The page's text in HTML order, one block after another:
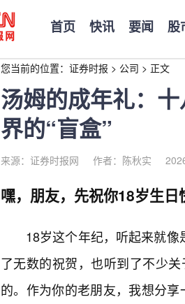
首页 快讯 要闻 股
您当前的位置： 证券时报 > 公司 > 正文
汤姆的成年礼：
界的“盲盒”
来源：证券时报网 作者：陈秋实
嘿，朋友，先祝你18岁生日
18岁这个年纪，听起来就
了无数的祝贺，也听到了不少关
的。作为你的老朋友，我想分